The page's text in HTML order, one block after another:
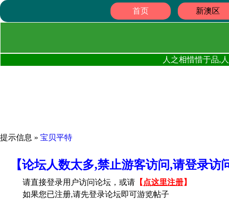
首页 新澳区
人之相惜惜于品,
提示信息 » 宝贝平特
【论坛人数太多,禁止游客访问,请登录
请直接登录用户访问论坛，或请 【 点这里注册】
如果您已注册,请先登录论坛即可游览帖子